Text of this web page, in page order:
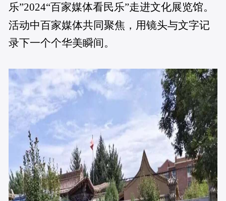
乐”2024“百家媒体看民乐”走进文化展览馆。
活动中百家媒体共同聚焦，用镜头与文字记
录下一个个华美瞬间。